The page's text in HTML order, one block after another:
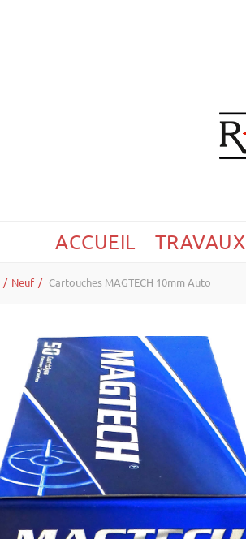
ACCUEIL TRAVAUX
Neuf Cartouches MAGTECH 10mm Auto